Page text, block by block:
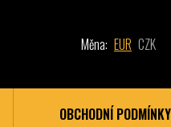
Měna: EUR CZK
OBCHODNÍ PODMÍNKY